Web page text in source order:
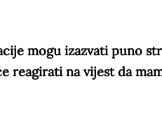
mogu izazvati puno
reagirati na vijest da